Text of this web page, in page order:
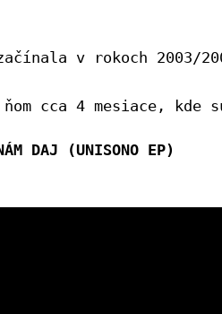
začínala v rokoch
DAJ (UNISONO EP)